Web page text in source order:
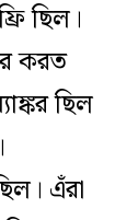
ছিল।
করত
ছিল
এঁরা